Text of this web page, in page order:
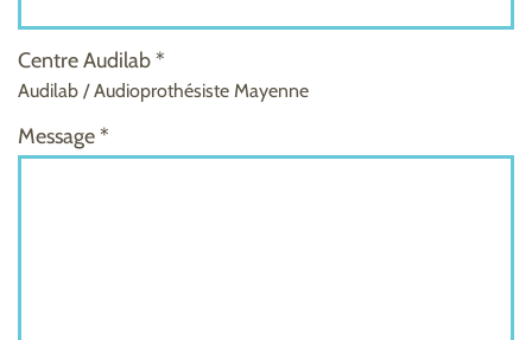
Centre Audilab *
Audilab / Audioprothésiste Mayenne
Message *